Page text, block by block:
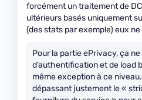
forcément un traitement de
ultérieurs basés uniquement
(des stats par exemple) eux ne
Pour la partie ePrivacy, ça
d’authentification et de load
même exception à ce niveau.
dépassant justement le «